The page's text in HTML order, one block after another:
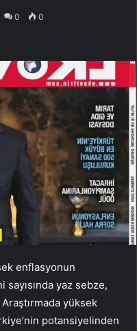
0 0
enflasyonun
sayısında yaz sebze,
yüksek
potansiyelinden